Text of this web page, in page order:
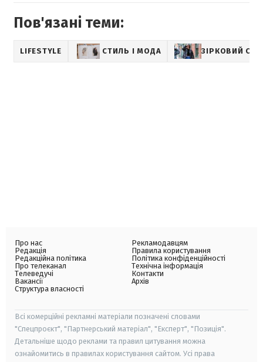
Пов'язані теми:
LIFESTYLE СТИЛЬ І МОДА ЗІРКОВИЙ
Про нас
Редакція
Редакційна політика
Про телеканал
Телеведучі
Вакансії
Структура власності
Рекламодавцям
Правила користування
Політика конфіденційності
Технічна інформація
Контакти
Архів
Всі комерційні рекламні матеріали позначені словами
"Спецпроєкт", "Партнерський матеріал", "Експерт", "Позиція".
Детальніше щодо реклами та правил цитування можна
ознайомитись в правилах користування сайтом. Усі права